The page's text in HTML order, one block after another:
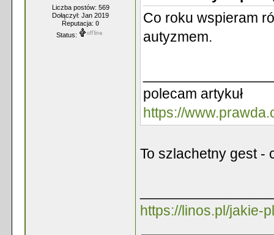
Liczba postów: 569
Dołączył: Jan 2019
Reputacja: 0
Status:
Co roku wspieram
autyzmem.
polecam artykuł
https://
To szlachetny gest -
https://linos.pl/jakie-